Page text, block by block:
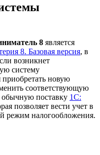
8 является
8. Базовая версия, в
возникнет
систему
новую
соответствующую
обычную поставку 1С:
позволяет вести учет в
режим налогообложения.